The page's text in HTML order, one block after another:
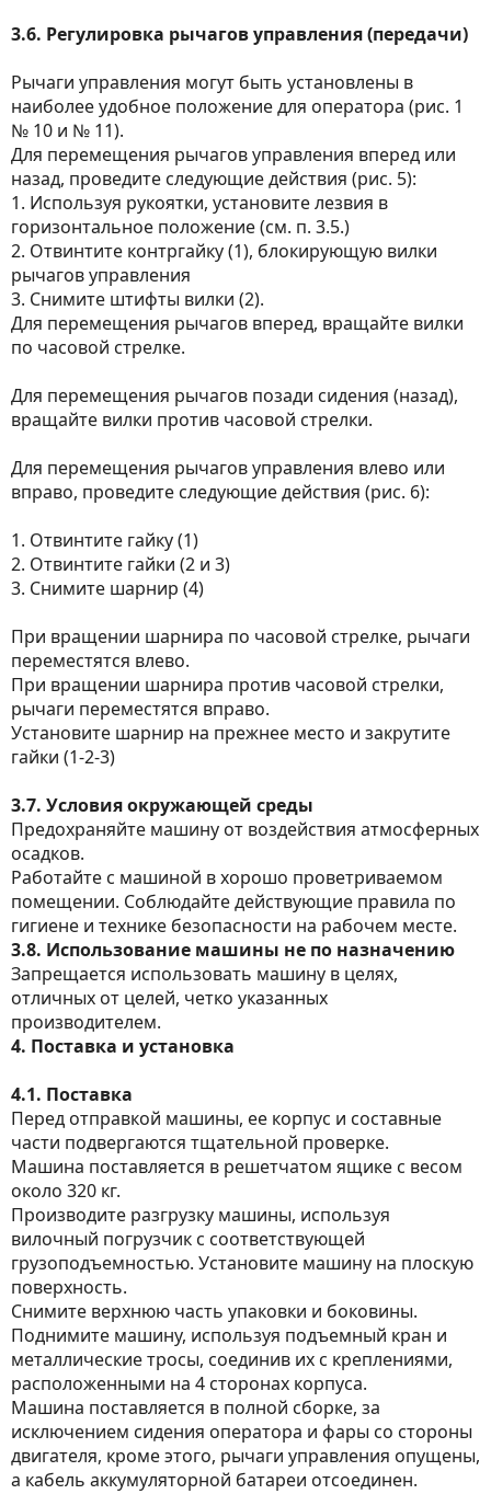
3.6. Регулировка рычагов управления (передачи)
Рычаги управления могут быть установлены в
наиболее удобное положение для оператора (рис. 1
№ 10 и № 11).
Для перемещения рычагов управления вперед или
назад, проведите следующие действия (рис. 5):
1. Используя рукоятки, установите лезвия в
горизонтальное положение (см. п. 3.5.)
2. Отвинтите контргайку (1), блокирующую вилки
рычагов управления
3. Снимите штифты вилки (2).
Для перемещения рычагов вперед, вращайте вилки
по часовой стрелке.
Для перемещения рычагов позади сидения (назад),
вращайте вилки против часовой стрелки.
Для перемещения рычагов управления влево или
вправо, проведите следующие действия (рис. 6):
1. Отвинтите гайку (1)
2. Отвинтите гайки (2 и 3)
3. Снимите шарнир (4)
При вращении шарнира по часовой стрелке, рычаги
переместятся влево.
При вращении шарнира против часовой стрелки,
рычаги переместятся вправо.
Установите шарнир на прежнее место и закрутите
гайки (1-2-3)
3.7. Условия окружающей среды
Предохраняйте машину от воздействия атмосферных
осадков.
Работайте с машиной в хорошо проветриваемом
помещении. Соблюдайте действующие правила по
гигиене и технике безопасности на рабочем месте.
3.8. Использование машины не по назначению
Запрещается использовать машину в целях,
отличных от целей, четко указанных
производителем.
4. Поставка и установка
4.1. Поставка
Перед отправкой машины, ее корпус и составные
части подвергаются тщательной проверке.
Машина поставляется в решетчатом ящике с весом
около 320 кг.
Производите разгрузку машины, используя
вилочный погрузчик с соответствующей
грузоподъемностью. Установите машину на плоскую
поверхность.
Снимите верхнюю часть упаковки и боковины.
Поднимите машину, используя подъемный кран и
металлические тросы, соединив их с креплениями,
расположенными на 4 сторонах корпуса.
Машина поставляется в полной сборке, за
исключением сидения оператора и фары со стороны
двигателя, кроме этого, рычаги управления опущены,
а кабель аккумуляторной батареи отсоединен.